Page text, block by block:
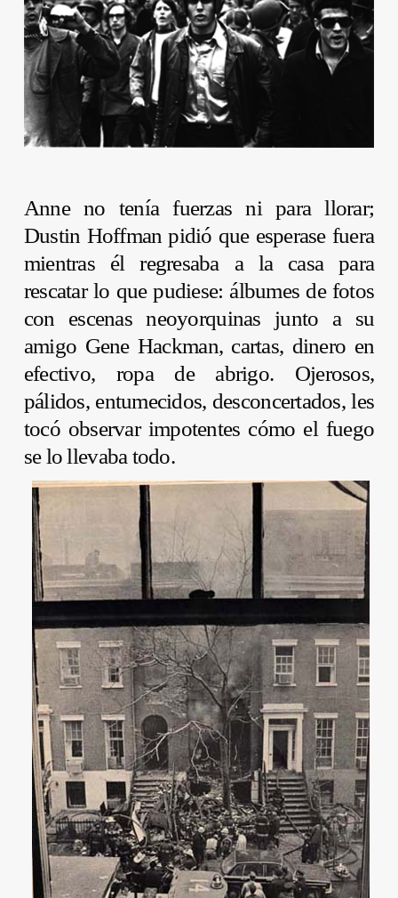
Anneno tenía fuerzas ni para llorar;
Dustin Hoffman pidió que esperase fuera
mientras él regresaba a la casa para
rescatar lo que pudiese: álbumes de fotos
con escenas neoyorquinas junto a su
amigo Gene Hackman, cartas, dinero en
efectivo, ropa de abrigo. Ojerosos,
pálidos, entumecidos, desconcertados, les
tocó observar impotentes cómo el fuego
se lo llevaba todo.